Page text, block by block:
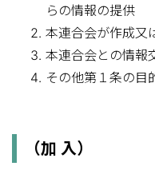
らの情報の提供
本連合会が作成又
本連合会との情報
その他第１条の目
（加 入）